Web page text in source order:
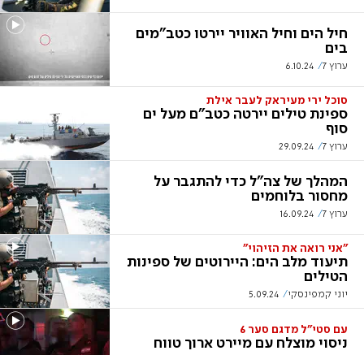
חיל הים וחיל האוויר יירטו כטב"מים
בים
ערוץ 7 6.10.24
סוכל ירי מעיראק לעבר אילת
ספינת טילים יירטה כטב"ם מעל ים
סוף
ערוץ 7 29.09.24
המהלך של צה"ל כדי להתגבר על
מחסור בלוחמים
ערוץ 7 16.09.24
"אני רואה את הזיהוי"
תיעוד מלב הים: היירוטים של ספינות
הטילים
יוני קמפינסקי 5.09.24
עם סטי"ל מדגם סער 6
ניסוי מוצלח עם מיירט ארוך טווח